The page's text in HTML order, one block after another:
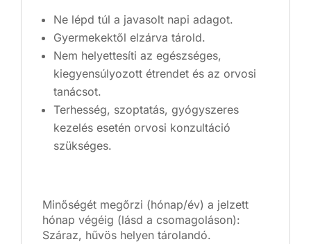
Ne lépd túl a javasolt napi adagot.
Gyermekektől elzárva tárold.
Nem helyettesíti az egészséges,
kiegyensúlyozott étrendet és az orvosi
tanácsot.
Terhesség, szoptatás, gyógyszeres
kezelés esetén orvosi konzultáció
szükséges.
Minőségét megőrzi (hónap/év) a jelzett
hónap végéig (lásd a csomagoláson):
Száraz, hűvös helyen tárolandó.